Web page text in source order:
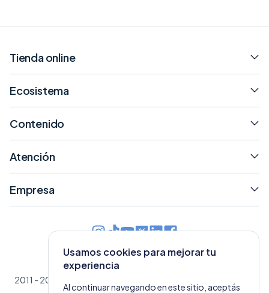
Usamos cookies para mejorar tu
experiencia
Al continuar navegando en este sitio, aceptás
Tienda online
Ecosistema
Contenido
Atención
Empresa
2011 - 2026 © Tiendanube
Argentina